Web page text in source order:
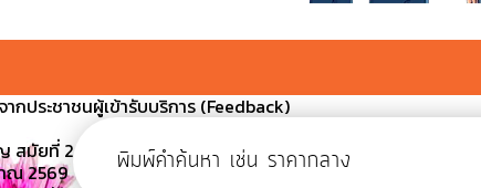
กประชาชนผู้เข้ารับบริการ (Feedback)
สมัยที่ 2 ครั้งที่ 2
าณ 2569